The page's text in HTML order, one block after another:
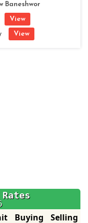
Baneshwor
View
View